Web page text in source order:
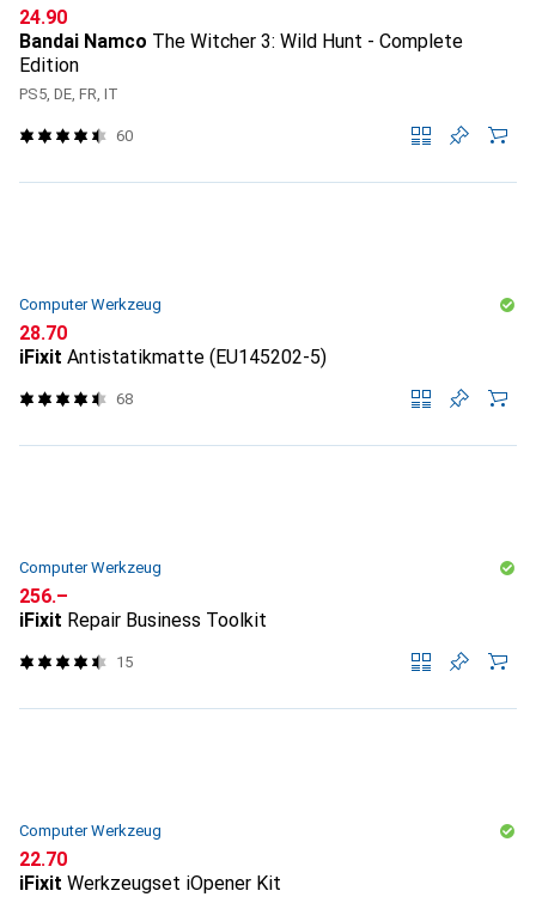
CHF
24.90
Bandai Namco The Witcher 3: Wild Hunt - Complete
Edition
PS5, DE, FR, IT
60
Computer Werkzeug
CHF
28.70
iFixit Antistatikmatte (EU145202-5)
68
Computer Werkzeug
CHF
256.–
iFixit Repair Business Toolkit
15
Computer Werkzeug
CHF
22.70
iFixit Werkzeugset iOpener Kit